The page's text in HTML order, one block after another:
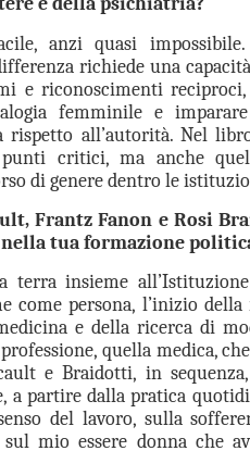
anzi quasi
richiede una
e riconoscimenti
femminile e
rispetto all’autorità. Nel
punti critici, ma anche
di genere dentro le
Frantz Fanon e Rosi
tua formazione
terra insieme
come persona, l’inizio
e della ricerca di
quella medica,
e Braidotti, in
a partire dalla pratica
del lavoro, sulla
sul mio essere donna che